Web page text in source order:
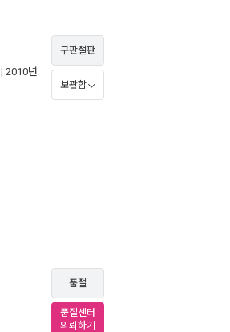
| 2010년
구판절판
보관함
품절
품절센터
의뢰하기